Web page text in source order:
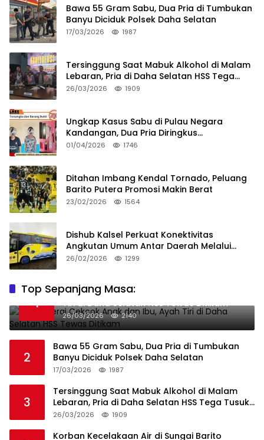
Bawa 55 Gram Sabu, Dua Pria di Tumbukan
Banyu Diciduk Polsek Daha Selatan
17/03/2026 1987
Tersinggung Saat Mabuk Alkohol di Malam
Lebaran, Pria di Daha Selatan HSS Tega
Tusuk Teman Sendiri
26/03/2026 1909
Ungkap Kasus Sabu di Pulau Negara
Kandangan, Dua Pria Diringkus
Satresnarkoba HSS
01/04/2026 1746
Ditahan Imbang Kendal Tornado, Peluang
Barito Putera Promosi Makin Berat
23/02/2026 1564
Dishub Kalsel Perkuat Konektivitas
Angkutan Umum Antar Daerah Melalui
Integritas
26/02/2026 1299
Top Sepanjang Masa:
1
Niat Melerai Cekcok Anak dan Ibu, Ayah
Tiri di Daha Selatan HSS Tewas Ditikam
26/03/2026 2140
2
Bawa 55 Gram Sabu, Dua Pria di Tumbukan
Banyu Diciduk Polsek Daha Selatan
17/03/2026 1987
3
Tersinggung Saat Mabuk Alkohol di Malam
Lebaran, Pria di Daha Selatan HSS Tega Tusuk
Teman Sendiri
26/03/2026 1909
Korban Kecelakaan Air di Sungai Barito